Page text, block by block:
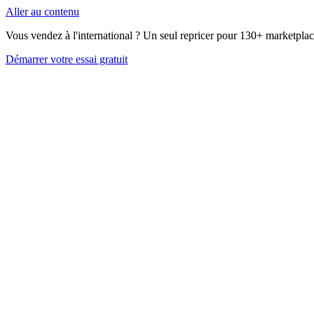
Aller au contenu
Vous vendez à l'international ? Un seul repricer pour 130+
Démarrer votre essai gratuit